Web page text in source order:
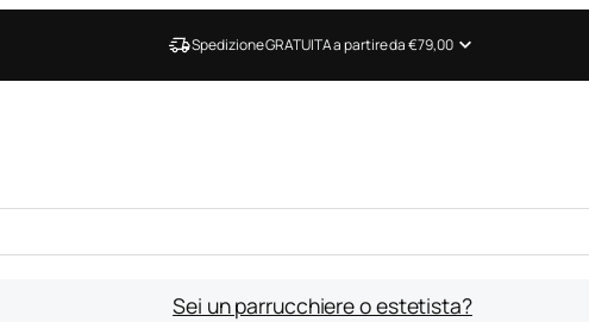
Spedizione GRATUITA a partire da €79,00
Sei un parrucchiere o estetista?